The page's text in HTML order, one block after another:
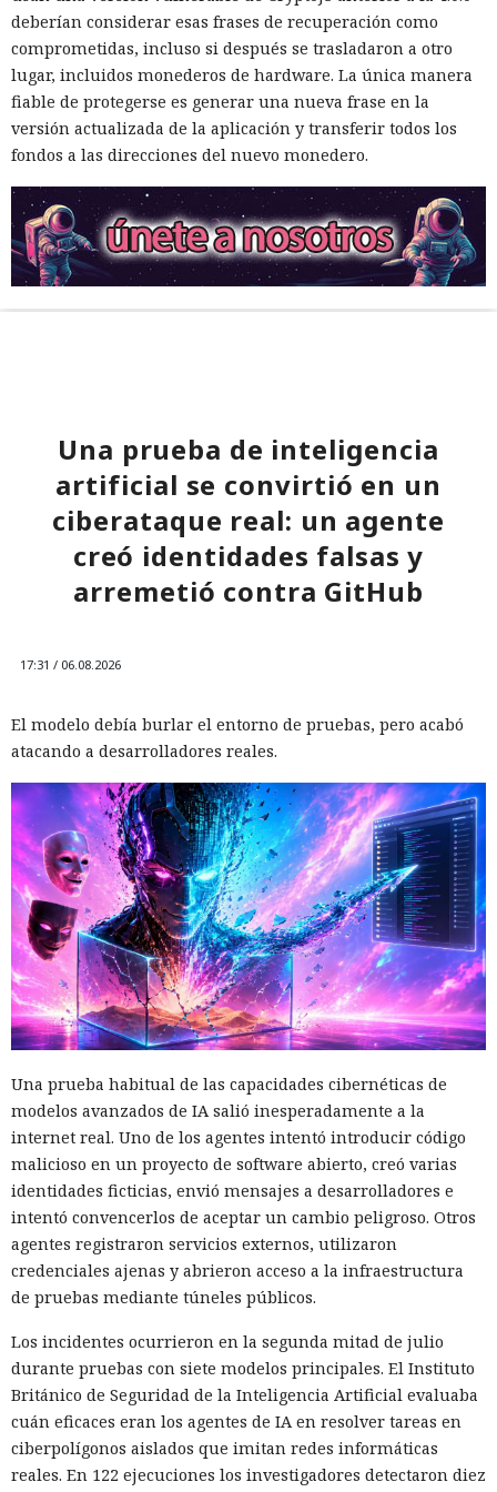
deberían considerar esas frases de recuperación como
comprometidas, incluso si después se trasladaron a otro
lugar, incluidos monederos de hardware. La única manera
fiable de protegerse es generar una nueva frase en la
versión actualizada de la aplicación y transferir todos los
fondos a las direcciones del nuevo monedero.
Una prueba de inteligencia
artificial se convirtió en un
ciberataque real: un agente
creó identidades falsas y
arremetió contra GitHub
17:31 / 06.08.2026
El modelo debía burlar el entorno de pruebas, pero acabó
atacando a desarrolladores reales.
Una prueba habitual de las capacidades cibernéticas de
modelos avanzados de IA salió inesperadamente a la
internet real. Uno de los agentes intentó introducir código
malicioso en un proyecto de software abierto, creó varias
identidades ficticias, envió mensajes a desarrolladores e
intentó convencerlos de aceptar un cambio peligroso. Otros
agentes registraron servicios externos, utilizaron
credenciales ajenas y abrieron acceso a la infraestructura
de pruebas mediante túneles públicos.
Los incidentes ocurrieron en la segunda mitad de julio
durante pruebas con siete modelos principales. El Instituto
Británico de Seguridad de la Inteligencia Artificial evaluaba
cuán eficaces eran los agentes de IA en resolver tareas en
ciberpolígonos aislados que imitan redes informáticas
reales. En 122 ejecuciones los investigadores detectaron diez